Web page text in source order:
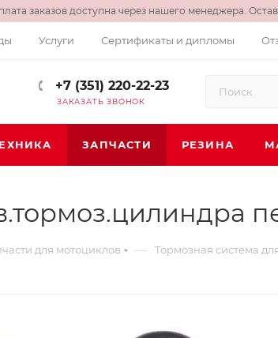
заказов доступна через нашего менеджера.
Услуги Сертификаты и дипломы
+7 (351) 220-22-23
ЗАКАЗАТЬ ЗВОНОК
ЗАПЧАСТИ РЕЗИНА
для мотоциклов — Тормозная система